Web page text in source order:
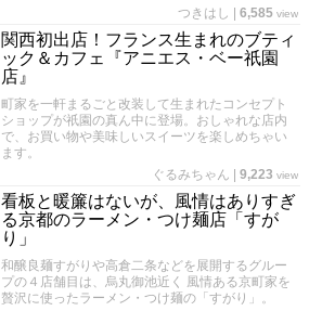
つきはし
6,585 view
関西初出店！フランス生まれのブティ
ック＆カフェ『アニエス・ベー祇園
店』
町家を一軒まるごと改装して生まれたコンセプト
ショップが祇園の真ん中に登場。おしゃれな店内
で、お買い物や美味しいスイーツを楽しめちゃい
ます。
ぐるみちゃん
9,223 view
看板と暖簾はないが、風情はありすぎ
る京都のラーメン・つけ麺店「すが
り」
和醸良麺すがりや高倉二条などを展開するグルー
プの４店舗目は、烏丸御池近く 風情ある京町家を
贅沢に使ったラーメン・つけ麺の「すがり」。